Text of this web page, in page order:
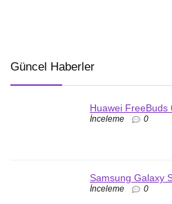
Güncel Haberler
Huawei FreeBuds
İnceleme 0
Samsung Galaxy
İnceleme 0